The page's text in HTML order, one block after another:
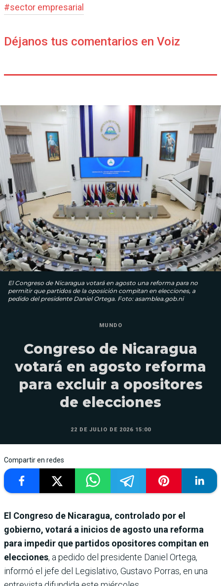
#sector empresarial
Déjanos tus comentarios en Voiz
El Congreso de Nicaragua votará en agosto una reforma para no
permitir que partidos de la oposición compitan en elecciones, a
pedido del presidente Daniel Ortega. Foto: asamblea.gob.ni
MUNDO
Congreso de Nicaragua
votará en agosto reforma
para excluir a opositores
de elecciones
22 DE JULIO DE 2026 15:00
Compartir en redes
El Congreso de Nicaragua, controlado por el
gobierno, votará a inicios de agosto una reforma
para impedir que partidos opositores compitan en
elecciones, a pedido del presidente Daniel Ortega,
informó el jefe del Legislativo, Gustavo Porras, en una